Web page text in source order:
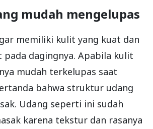
mudah mengelupas
memiliki kulit yang kuat dan
pada dagingnya. Apabila kulit
mudah terkelupas saat
bahwa struktur udang
Udang seperti ini sudah
karena tekstur dan rasanya